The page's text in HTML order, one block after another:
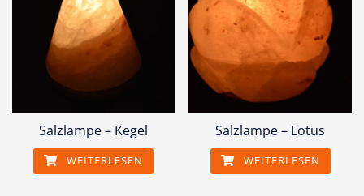
Salzlampe – Kegel
WEITERLESEN
Salzlampe – Lotus
WEITERLESEN